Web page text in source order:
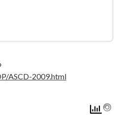
ASCD-2009.html